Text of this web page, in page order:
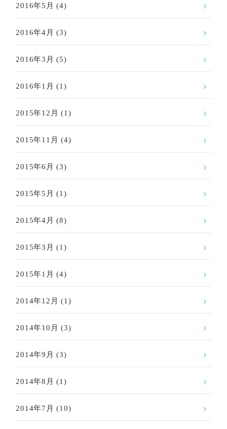
2016年5月 (4)
2016年4月 (3)
2016年3月 (5)
2016年1月 (1)
2015年12月 (1)
2015年11月 (4)
2015年6月 (3)
2015年5月 (1)
2015年4月 (8)
2015年3月 (1)
2015年1月 (4)
2014年12月 (1)
2014年10月 (3)
2014年9月 (3)
2014年8月 (1)
2014年7月 (10)